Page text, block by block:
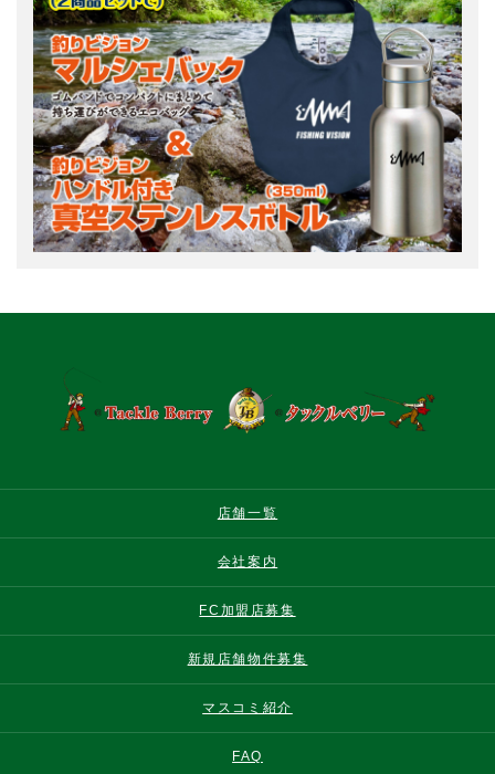
店舗一覧
会社案内
FC加盟店募集
新規店舗物件募集
マスコミ紹介
FAQ